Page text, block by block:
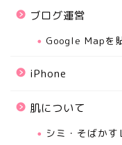
ブログ運営
Google Mapを
iPhone
肌について
シミ・そばか